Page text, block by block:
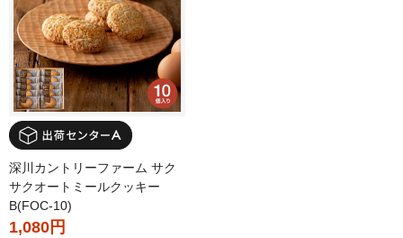
深川カントリーファーム サク
サクオートミールクッキー
B(FOC-10)
1,080円